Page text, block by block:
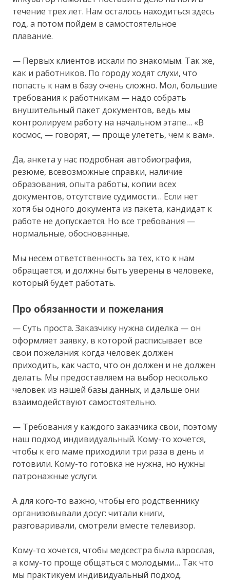
течение трех лет. Нам осталось находиться здесь
год, а потом пойдем в самостоятельное
плавание.
— Первых клиентов искали по знакомым. Так же,
как и работников. По городу ходят слухи, что
попасть к нам в базу очень сложно. Мол, большие
требования к работникам — надо собрать
внушительный пакет документов, ведь мы
контролируем работу на начальном этапе… «В
космос, — говорят, — проще улететь, чем к вам».
Да, анкета у нас подробная: автобиография,
резюме, всевозможные справки, наличие
образования, опыта работы, копии всех
документов, отсутствие судимости… Если нет
хотя бы одного документа из пакета, кандидат к
работе не допускается. Но все требования —
нормальные, обоснованные.
Мы несем ответственность за тех, кто к нам
обращается, и должны быть уверены в человеке,
который будет работать.
Про обязанности и пожелания
— Суть проста. Заказчику нужна сиделка — он
оформляет заявку, в которой расписывает все
свои пожелания: когда человек должен
приходить, как часто, что он должен и не должен
делать. Мы предоставляем на выбор несколько
человек из нашей базы данных, и дальше они
взаимодействуют самостоятельно.
— Требования у каждого заказчика свои, поэтому
наш подход индивидуальный. Кому-то хочется,
чтобы к его маме приходили три раза в день и
готовили. Кому-то готовка не нужна, но нужны
патронажные услуги.
А для кого-то важно, чтобы его родственнику
организовывали досуг: читали книги,
разговаривали, смотрели вместе телевизор.
Кому-то хочется, чтобы медсестра была взрослая,
а кому-то проще общаться с молодыми… Так что
мы практикуем индивидуальный подход.